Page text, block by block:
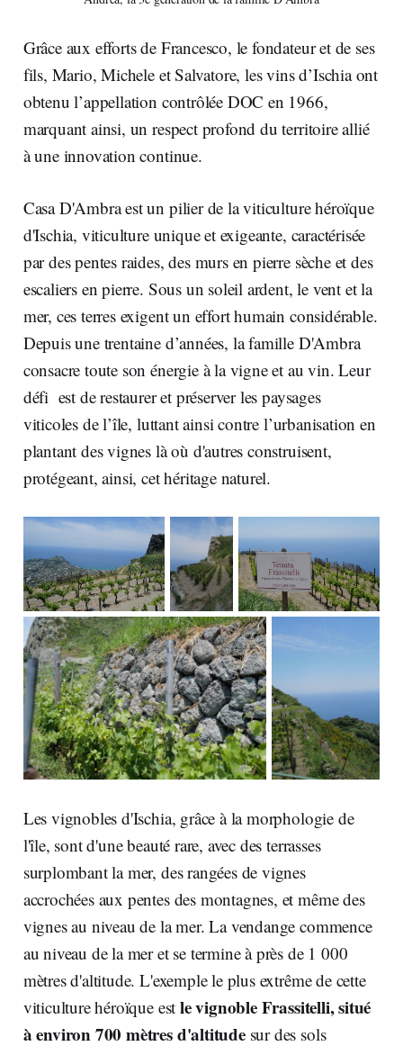
Grâce aux efforts de Francesco, le fondateur et de ses
fils, Mario, Michele et Salvatore, les vins d’Ischia ont
obtenu l’appellation contrôlée DOC en 1966,
marquant ainsi, un respect profond du territoire allié
à une innovation continue.
Casa D'Ambra est un pilier de la viticulture héroïque
d'Ischia, viticulture unique et exigeante, caractérisée
par des pentes raides, des murs en pierre sèche et des
escaliers en pierre. Sous un soleil ardent, le vent et la
mer, ces terres exigent un effort humain considérable.
Depuis une trentaine d’années, la famille D'Ambra
consacre toute son énergie à la vigne et au vin. Leur
défi est de restaurer et préserver les paysages
viticoles de l’île, luttant ainsi contre l’urbanisation en
plantant des vignes là où d'autres construisent,
protégeant, ainsi, cet héritage naturel.
Les vignobles d'Ischia, grâce à la morphologie de
l'île, sont d'une beauté rare, avec des terrasses
surplombant la mer, des rangées de vignes
accrochées aux pentes des montagnes, et même des
vignes au niveau de la mer. La vendange commence
au niveau de la mer et se termine à près de 1 000
mètres d'altitude. L'exemple le plus extrême de cette
viticulture héroïque est le vignoble Frassitelli, situé
à environ 700 mètres d'altitudesur des sols